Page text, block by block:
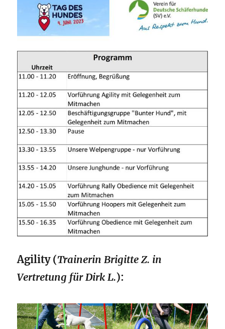
Agility (Trainerin Brigitte Z. in
Vertretung für Dirk L.):